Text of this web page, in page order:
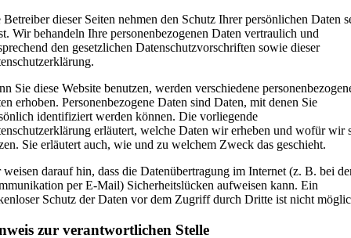
Betreiber dieser Seiten nehmen den Schutz Ihrer persönlichen Daten
Wir behandeln Ihre personenbezogenen Daten vertraulich und
den gesetzlichen Datenschutzvorschriften sowie dieser
Sie diese Website benutzen, werden verschiedene
erhoben. Personenbezogene Daten sind Daten, mit denen Sie
identifiziert werden können. Die vorliegende
erläutert, welche Daten wir erheben und wofür wir
Sie erläutert auch, wie und zu welchem Zweck das geschieht.
weisen darauf hin, dass die Datenübertragung im Internet (z. B. bei
per E-Mail) Sicherheitslücken aufweisen kann. Ein
Schutz der Daten vor dem Zugriff durch Dritte ist nicht
zur verantwortlichen Stelle